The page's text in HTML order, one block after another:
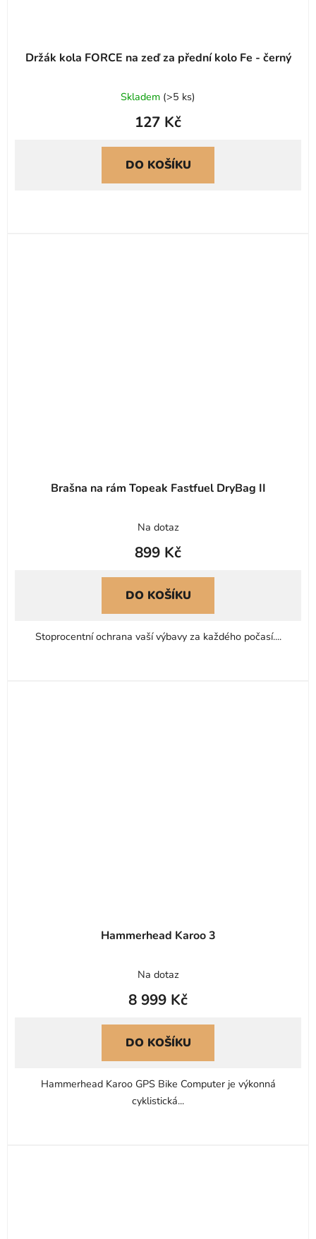
Držák kola FORCE na zeď za přední kolo Fe - černý
hodnocení
produktu
4,0
z
Skladem (>5 ks)
127 Kč
DO KOŠÍKU
Brašna na rám Topeak Fastfuel DryBag II
Na dotaz
899 Kč
DO KOŠÍKU
Stoprocentní ochrana vaší výbavy za každého počasí....
Hammerhead Karoo 3
hodnocení
produktu
4,0
z
5
hvězdiček.
Na dotaz
8 999 Kč
DO KOŠÍKU
Hammerhead Karoo GPS Bike Computer je výkonná
cyklistická...